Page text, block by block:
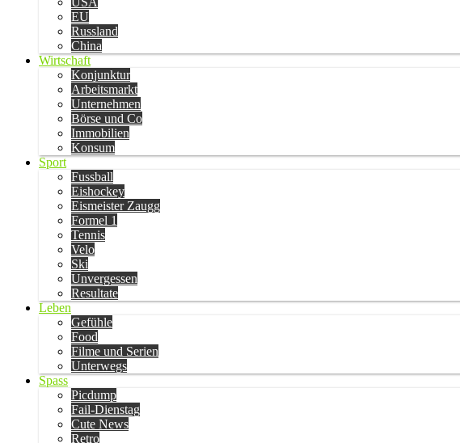
EU
Russland
China
Wirtschaft
Konjunktur
Arbeitsmarkt
Unternehmen
Börse und Co
Immobilien
Konsum
Sport
Fussball
Eishockey
Eismeister Zaugg
Formel 1
Tennis
Velo
Ski
Unvergessen
Resultate
Leben
Gefühle
Food
Filme und Serien
Unterwegs
Spass
Picdump
Fail-Dienstag
Cute News
Retro